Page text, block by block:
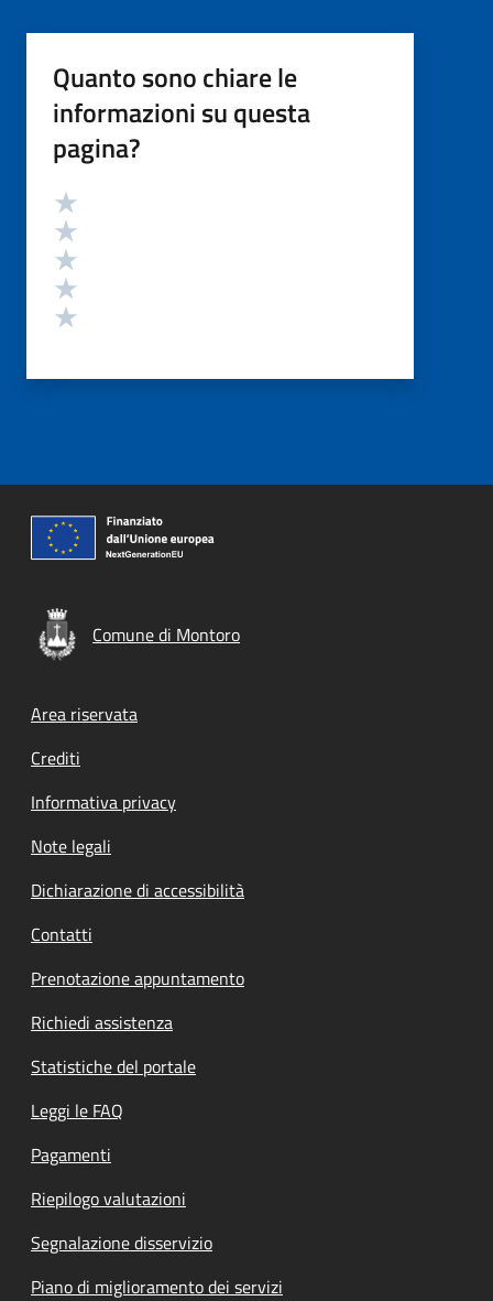
Quanto sono chiare le
informazioni su questa
pagina?
Valutazione
Comune di Montoro
Footer menu
Area riservata
Crediti
Informativa privacy
Note legali
Dichiarazione di accessibilità
Contatti
Prenotazione appuntamento
Richiedi assistenza
Statistiche del portale
Leggi le FAQ
Pagamenti
Riepilogo valutazioni
Segnalazione disservizio
Piano di miglioramento dei servizi